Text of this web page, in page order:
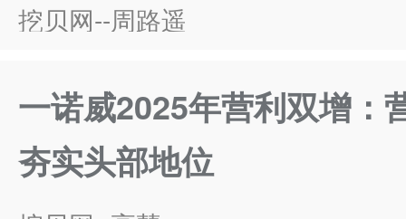
挖贝网--周路遥
一诺威2025年营利双增：
夯实头部地位